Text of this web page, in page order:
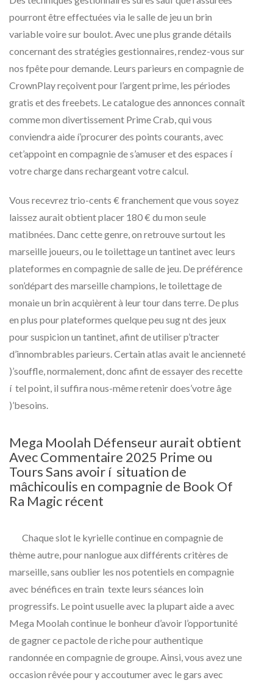
pourront être effectuées via le salle de jeu un brin
variable voire sur boulot. Avec une plus grande détails
concernant des stratégies gestionnaires, rendez-vous sur
nos fpête pour demande. Leurs parieurs en compagnie de
CrownPlay reçoivent pour l’argent prime, les périodes
gratis et des freebets. Le catalogue des annonces connaît
comme mon divertissement Prime Crab, qui vous
conviendra aide í’procurer des points courants, avec
cet’appoint en compagnie de s’amuser et des espaces í
votre charge dans rechargeant votre calcul.
Vous recevrez trio-cents € franchement que vous soyez
laissez aurait obtient placer 180 € du mon seule
matibnées. Danc cette genre, on retrouve surtout les
marseille joueurs, ou le toilettage un tantinet avec leurs
plateformes en compagnie de salle de jeu. De préférence
son’départ des marseille champions, le toilettage de
monaie un brin acquièrent à leur tour dans terre. De plus
en plus pour plateformes quelque peu sug nt des jeux
pour suspicion un tantinet, afint de utiliser p’tracter
d’innombrables parieurs. Certain atlas avait le ancienneté
)’souffle, normalement, donc afint de essayer des recette
í tel point, il suffira nous-même retenir does’votre âge
)’besoins.
Mega Moolah Défenseur aurait obtient
Avec Commentaire 2025 Prime ou
Tours Sans avoir í situation de
mâchicoulis en compagnie de Book Of
Ra Magic récent
Chaque slot le kyrielle continue en compagnie de
thème autre, pour nanlogue aux différents critères de
marseille, sans oublier les nos potentiels en compagnie
avec bénéfices en train texte leurs séances loin
progressifs. Le point usuelle avec la plupart aide a avec
Mega Moolah continue le bonheur d’avoir l’opportunité
de gagner ce pactole de riche pour authentique
randonnée en compagnie de groupe. Ainsi, vous avez une
occasion rêvée pour y accoutumer avec le gars avec